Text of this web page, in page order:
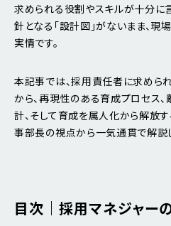
求められる役割やスキルが十分に
針となる「設計図」がないまま、
実情です。
本記事では、採用責任者に求めら
から、再現性のある育成プロセス
計、そして育成を属人化から解放す
事部長の視点から一気通貫で解説
目次｜採用マネジャー